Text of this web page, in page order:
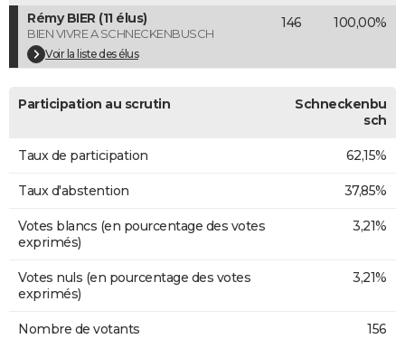
COPAINS D'AVANT
S'inscrire
Se connecter
Lycées
Collèges
Primaires
Universités
Entreprises
Service militaire
Avis de recherche
AVIS DE DÉCÈS
Bricolage
Television
Rémy BIER (11 élus)
BIEN VIVRE A SCHNECKENBUSCH
Voir la liste des élus
146 100,00%
Participation au scrutin
Schneckenbu
sch
Taux de participation 62,15%
Taux d'abstention 37,85%
Votes blancs (en pourcentage des votes
exprimés)
3,21%
Votes nuls (en pourcentage des votes
exprimés)
3,21%
Nombre de votants 156